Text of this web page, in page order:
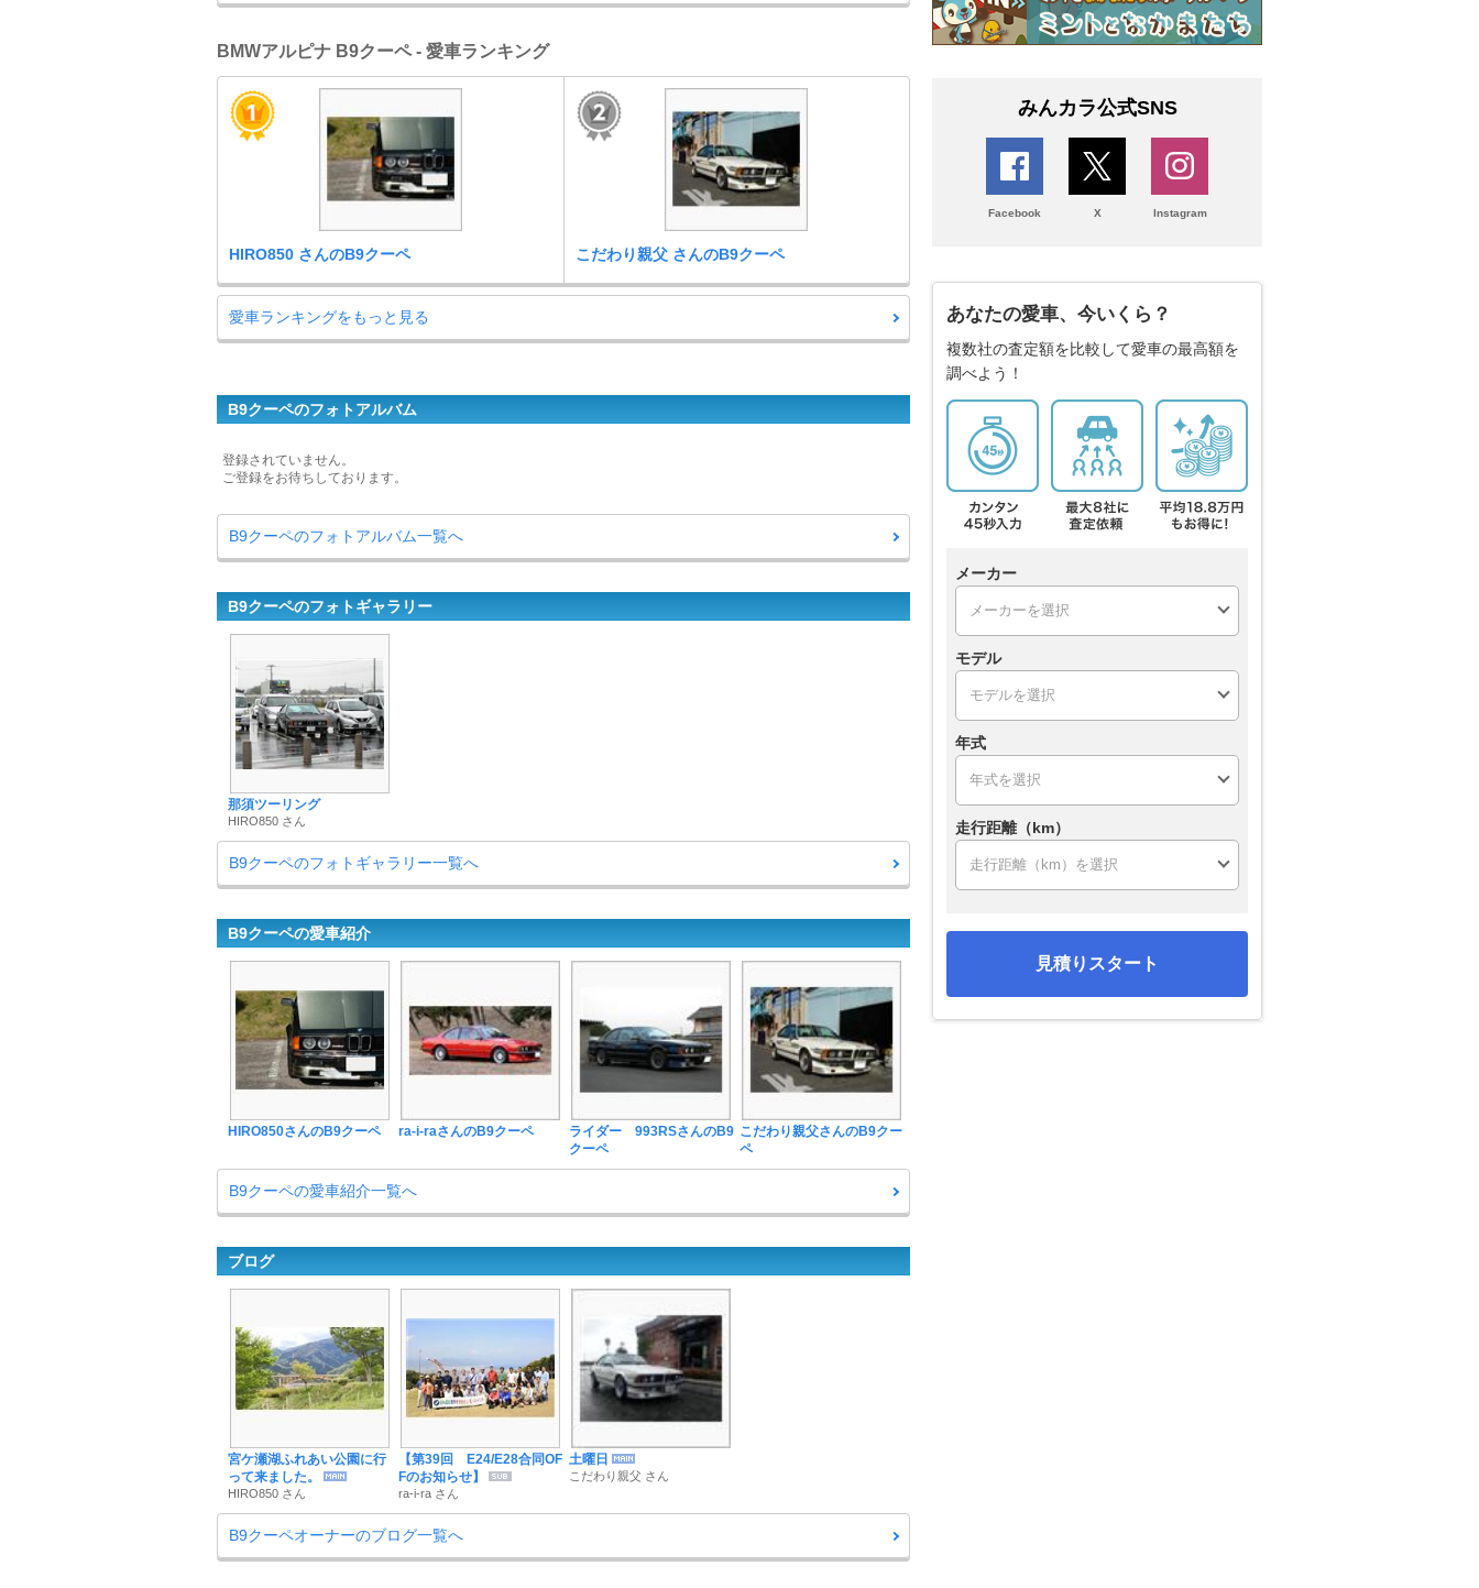
BMWアルピナ B9クーペ - 愛車ランキング
HIRO850 さんのB9クーペ こだわり親父 さんのB9クーペ
愛車ランキングをもっと見る
B9クーペのフォトアルバム
登録されていません。
ご登録をお待ちしております。
B9クーペのフォトアルバム一覧へ
B9クーペのフォトギャラリー
那須ツーリング
HIRO850 さん
B9クーペのフォトギャラリー一覧へ
B9クーペの愛車紹介
HIRO850さんのB9クーペ ra-i-raさんのB9クーペ
ライダー 993RSさんのB9
クーペ
こだわり親父さんのB9クー
ペ
B9クーペの愛車紹介一覧へ
ブログ
宮ケ瀬湖ふれあい公園に行
って来ました。
HIRO850 さん
【第39回 E24/E28合同OF
Fのお知らせ】
ra-i-ra さん
土曜日
こだわり親父 さん
B9クーペオーナーのブログ一覧へ
みんカラ公式SNS
Facebook X Instagram
あなたの愛車、今いくら？
複数社の査定額を比較して愛車の最高額を
調べよう！
メーカー
モデル
年式
走行距離（km）
見積りスタート